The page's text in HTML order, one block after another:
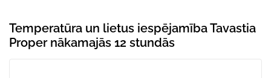
Temperatūra un lietus iespējamība Tavastia
Proper nākamajās 12 stundās